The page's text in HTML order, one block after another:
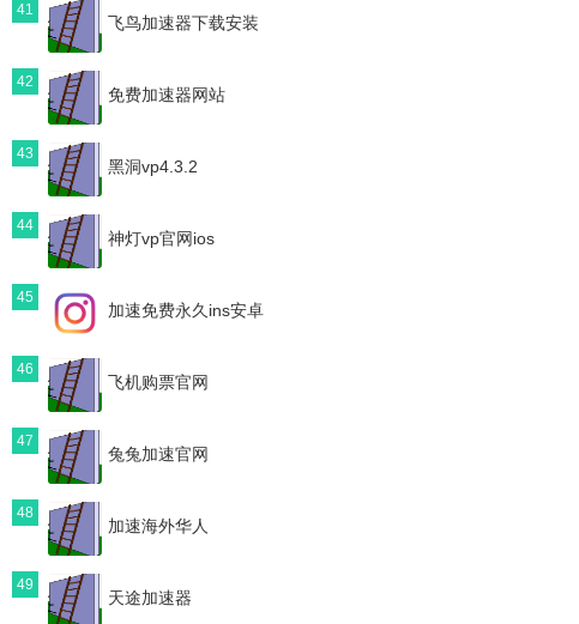
41
飞鸟加速器下载安装
42
免费加速器网站
43
黑洞vp4.3.2
44
神灯vp官网ios
45
加速免费永久ins安卓
46
飞机购票官网
47
兔兔加速官网
48
加速海外华人
49
天途加速器